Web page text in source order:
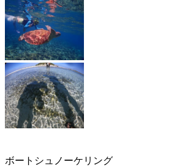
ボートシュノーケリング